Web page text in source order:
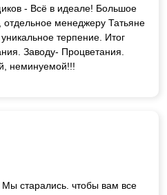
- Всё в идеале! Большое
отдельное менеджеру Татьяне
терпение. Итог
Заводу- Процветания.
неминуемой!!!
старались. чтобы вам все